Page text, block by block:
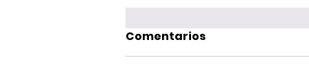
Comentarios